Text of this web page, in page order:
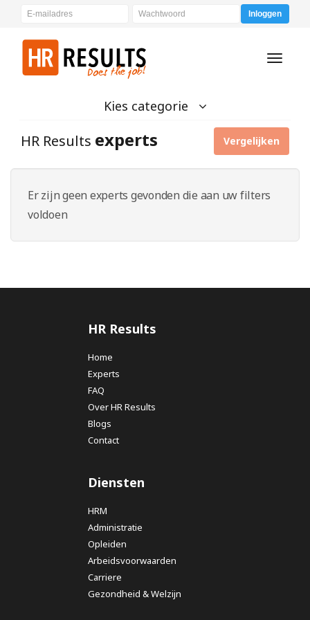
HR Results experts Vergelijken
Kies categorie
Er zijn geen experts gevonden die aan uw filters
voldoen
HR Results
Home
Experts
FAQ
Over HR Results
Blogs
Contact
Diensten
HRM
Administratie
Opleiden
Arbeidsvoorwaarden
Carriere
Gezondheid & Welzijn
Inloggen
Toggle